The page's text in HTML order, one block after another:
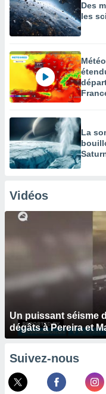
Des
les
La
Vidéos
Un puissant séisme
dégâts à Pereira et
Suivez-nous